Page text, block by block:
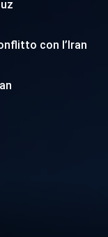
con l’Iran